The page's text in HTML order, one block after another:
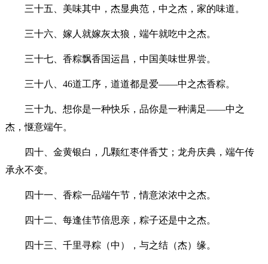
三十五、美味其中，杰显典范，中之杰，家的味道。
三十六、嫁人就嫁灰太狼，端午就吃中之杰。
三十七、香粽飘香国运昌，中国美味世界尝。
三十八、46道工序，道道都是爱——中之杰香粽。
三十九、想你是一种快乐，品你是一种满足——中之
杰，惬意端午。
四十、金黄银白，几颗红枣伴香艾；龙舟庆典，端午传
承永不变。
四十一、香粽一品端午节，情意浓浓中之杰。
四十二、每逢佳节倍思亲，粽子还是中之杰。
四十三、千里寻粽（中），与之结（杰）缘。